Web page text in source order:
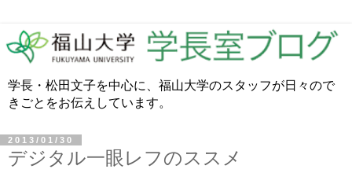
学長・松田文子を中心に、福山大学のスタッフが日々ので
きごとをお伝えしています。
2013/01/30
デジタル一眼レフのススメ